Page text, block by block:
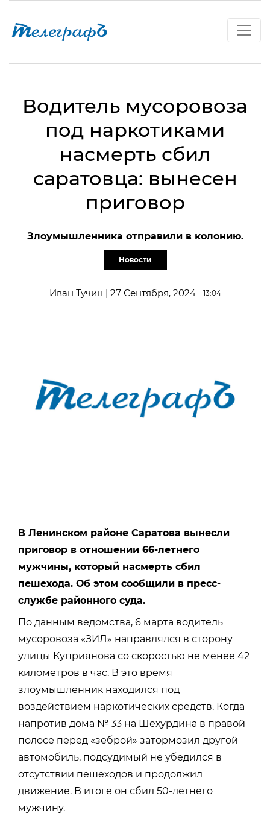
Водитель мусоровоза
под наркотиками
насмерть сбил
саратовца: вынесен
приговор
Злоумышленника отправили в колонию.
Новости
Иван Тучин | 27 Сентября, 2024 13:04
В Ленинском районе Саратова вынесли
приговор в отношении 66-летнего
мужчины, который насмерть сбил
пешехода. Об этом сообщили в пресс-
службе районного суда.
По данным ведомства, 6 марта водитель
мусоровоза «ЗИЛ» направлялся в сторону
улицы Куприянова со скоростью не менее 42
километров в час. В это время
злоумышленник находился под
воздействием наркотических средств. Когда
напротив дома № 33 на Шехурдина в правой
полосе перед «зеброй» затормозил другой
автомобиль, подсудимый не убедился в
отсутствии пешеходов и продолжил
движение. В итоге он сбил 50-летнего
мужчину.